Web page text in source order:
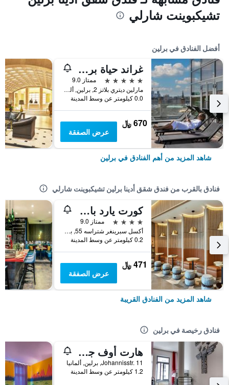
تشيكبوينت شارلي
أفضل الفنادق في برلين
غراند حياة برلين
5 نجوم
ممتاز 9.0
مارلين ديتري بلاتز 2, برلين, ألمانيا
0.0 كيلومتر عن وسط المدينة
670 ﷼
عرض الصفقة
شاهد المزيد من أهم الفنادق في برلين
فنادق بالقرب من فندق شقق أدينا برلين تشيكبوينت شارلي
كورت يارد باي ماريوت برلين سيتي سنتر
4 نجوم
ممتاز 9.0
أكسل سبرينغر شتراسه 55, برلين, ألمانيا
0.2 كيلومتر عن وسط المدينة
471 ﷼
عرض الصفقة
شاهد المزيد من الفنادق القريبة
فنادق رخيصة في برلين
هارت أوف جولد هوستل برلين
Johannisstr. 11, برلين, ألمانيا
1.2 كيلومتر عن وسط المدينة